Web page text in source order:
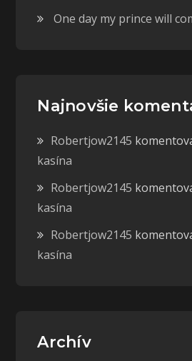
One day my prince will
Najnovšie
Robertjow2145
kasína
Robertjow2145
kasína
Robertjow2145
kasína
Archív